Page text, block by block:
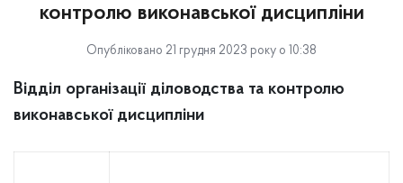
контролю виконавської дисципліни
Опубліковано 21 грудня 2023 року о 10:38
Відділ організації діловодства та контролю
виконавської дисципліни